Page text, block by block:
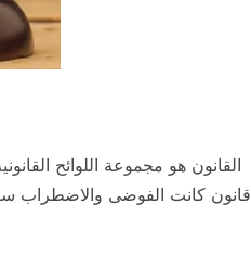
القانون هو مجموعة اللوائح
قانون كانت الفوضى والاضطراب